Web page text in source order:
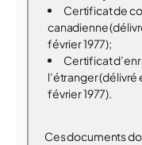
Certificat de
canadienne
février 1977);
Certificat
l’étranger (délivré
février 1977).
Ces documents